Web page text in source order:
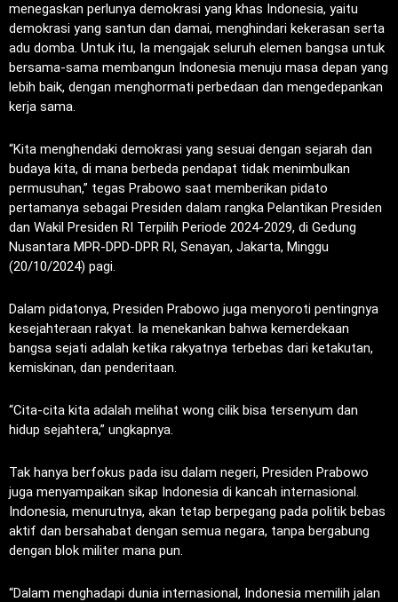
menegaskan perlunya demokrasi yang khas Indonesia, yaitu
demokrasi yang santun dan damai, menghindari kekerasan serta
adu domba. Untuk itu, Ia mengajak seluruh elemen bangsa untuk
bersama-sama membangun Indonesia menuju masa depan yang
lebih baik, dengan menghormati perbedaan dan mengedepankan
kerja sama.
“Kita menghendaki demokrasi yang sesuai dengan sejarah dan
budaya kita, di mana berbeda pendapat tidak menimbulkan
permusuhan,” tegas Prabowo saat memberikan pidato
pertamanya sebagai Presiden dalam rangka Pelantikan Presiden
dan Wakil Presiden RI Terpilih Periode 2024-2029, di Gedung
Nusantara MPR-DPD-DPR RI, Senayan, Jakarta, Minggu
(20/10/2024) pagi.
Dalam pidatonya, Presiden Prabowo juga menyoroti pentingnya
kesejahteraan rakyat. Ia menekankan bahwa kemerdekaan
bangsa sejati adalah ketika rakyatnya terbebas dari ketakutan,
kemiskinan, dan penderitaan.
“Cita-cita kita adalah melihat wong cilik bisa tersenyum dan
hidup sejahtera,” ungkapnya.
Tak hanya berfokus pada isu dalam negeri, Presiden Prabowo
juga menyampaikan sikap Indonesia di kancah internasional.
Indonesia, menurutnya, akan tetap berpegang pada politik bebas
aktif dan bersahabat dengan semua negara, tanpa bergabung
dengan blok militer mana pun.
“Dalam menghadapi dunia internasional, Indonesia memilih jalan